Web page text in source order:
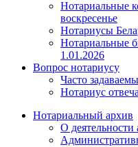
Нотариальные
воскресенье
Нотариусы
Нотариальные
1.01.2026
Вопрос нотариусу
Часто
Нотариус
Нотариальный архив
О деятельности